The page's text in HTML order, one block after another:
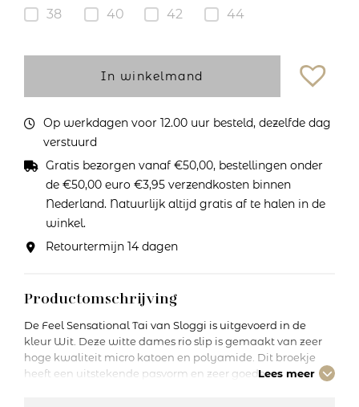
38
40 42 44
In winkelmand
Op werkdagen voor 12.00 uur besteld, dezelfde dag
verstuurd
Gratis bezorgen vanaf €50,00, bestellingen onder
de €50,00 euro €3,95 verzendkosten binnen
Nederland. Natuurlijk altijd gratis af te halen in de
winkel.
Retourtermijn 14 dagen
Productomschrijving
De Feel Sensational Tai van Sloggi is uitgevoerd in de
kleur Wit. Deze witte dames rio slip is gemaakt van zeer
hoge kwaliteit micro katoen en polyamide. Dit broekje
heeft een uitstekende pasvorm en zeer goedeLees meer